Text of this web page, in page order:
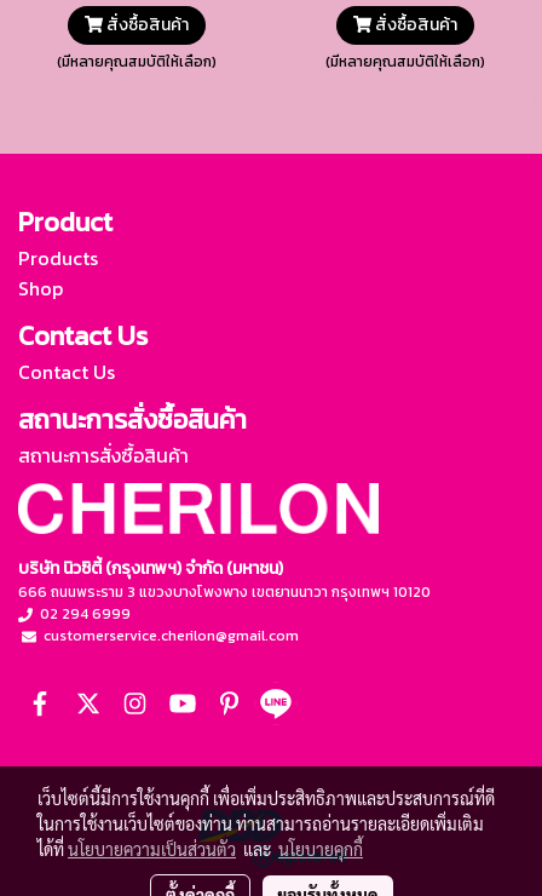
สั่งซื้อสินค้า
(มีหลายคุณสมบัติให้เลือก)
สั่งซื้อสินค้า
(มีหลายคุณสมบัติให้เลือก)
Product
Products
Shop
Contact Us
Contact Us
สถานะการสั่งซื้อสินค้า
สถานะการสั่งซื้อสินค้า
บริษัท นิวซิตี้ (กรุงเทพฯ) จำกัด (มหาชน)
666 ถนนพระราม 3 แขวงบางโพงพาง เขตยานนาวา กรุงเทพฯ 10120
02 294 6999
customerservice.cherilon@gmail.com
เว็บไซต์นี้มีการใช้งานคุกกี้ เพื่อเพิ่มประสิทธิภาพและประสบการณ์ที่ดี
ในการใช้งานเว็บไซต์ของท่าน ท่านสามารถอ่านรายละเอียดเพิ่มเติม
ได้ที่นโยบายความเป็นส่วนตัวและนโยบายคุกกี้